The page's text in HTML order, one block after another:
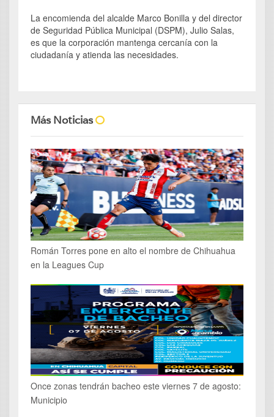
La encomienda del alcalde Marco Bonilla y del director
de Seguridad Pública Municipal (DSPM), Julio Salas,
es que la corporación mantenga cercanía con la
ciudadanía y atienda las necesidades.
Más Noticias
Román Torres pone en alto el nombre de Chihuahua
en la Leagues Cup
Once zonas tendrán bacheo este viernes 7 de agosto:
Municipio